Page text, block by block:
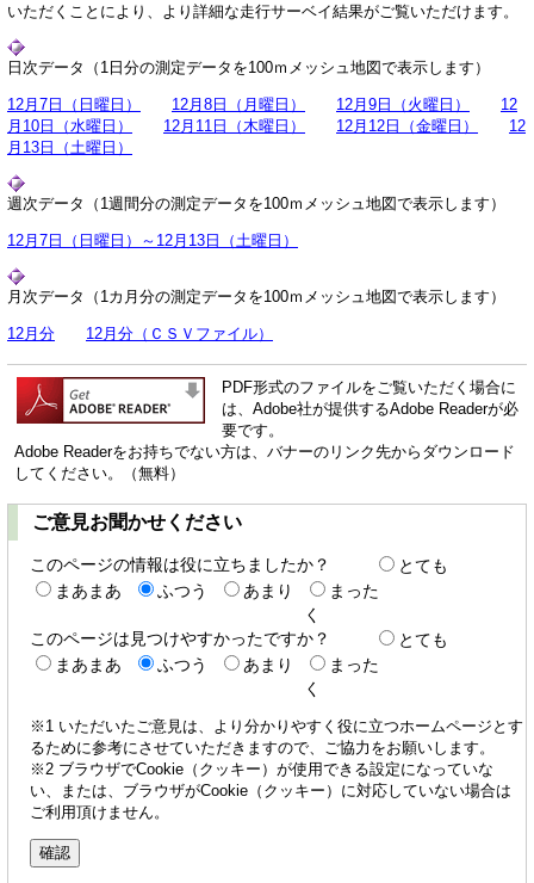
いただくことにより、より詳細な走行サーベイ結果がご覧いただけます。
日次データ（1日分の測定データを100ｍメッシュ地図で表示します）
12月7日（日曜日） 12月8日（月曜日） 12月9日（火曜日）
12
月10日（水曜日）
12月11日（木曜日） 12月12日（金曜日）
12
月13日（土曜日）
週次データ（1週間分の測定データを100ｍメッシュ地図で表示します）
12月7日（日曜日）～12月13日（土曜日）
月次データ（1カ月分の測定データを100ｍメッシュ地図で表示します）
12月分 12月分（ＣＳＶファイル）
PDF形式のファイルをご覧いただく場合に
は、Adobe社が提供するAdobe Readerが必
要です。
Adobe Readerをお持ちでない方は、バナーのリンク先からダウンロード
してください。（無料）
ご意見お聞かせください
このページの情報は役に立ちましたか？
とても
まあまあ
ふつう あまり
まった
く
このページは見つけやすかったですか？
とても
まあまあ
ふつう あまり
まった
く
※1 いただいたご意見は、より分かりやすく役に立つホームページとす
るために参考にさせていただきますので、ご協力をお願いします。
※2 ブラウザでCookie（クッキー）が使用できる設定になっていな
い、または、ブラウザがCookie（クッキー）に対応していない場合は
ご利用頂けません。